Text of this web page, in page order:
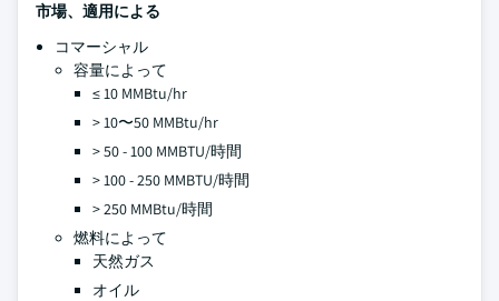
市場、適用による
コマーシャル
容量によって
≤ 10 MMBtu/hr
> 10〜50 MMBtu/hr
> 50 - 100 MMBTU/時間
> 100 - 250 MMBTU/時間
> 250 MMBtu/時間
燃料によって
天然ガス
オイル